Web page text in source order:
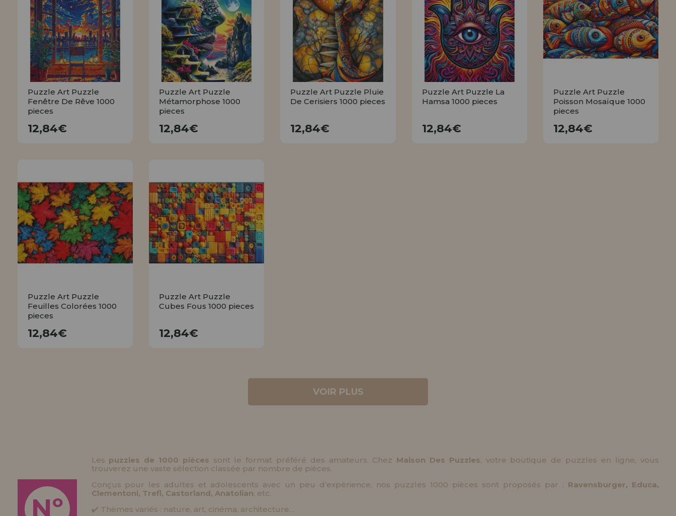
Puzzle Art Puzzle
Fenêtre De Rêve 1000
pieces
12,84€
Puzzle Art Puzzle
Métamorphose 1000
pieces
12,84€
Puzzle Art Puzzle Pluie
De Cerisiers 1000 pieces
12,84€
Puzzle Art Puzzle La
Hamsa 1000 pieces
12,84€
Puzzle Art Puzzle
Poisson Mosaïque 1000
pieces
12,84€
Puzzle Art Puzzle
Feuilles Colorées 1000
pieces
12,84€
Puzzle Art Puzzle
Cubes Fous 1000 pieces
12,84€
VOIR PLUS
Nº
Les puzzles de 1000 pièces sont le format préféré des amateurs. Chez Maison Des Puzzles, votre boutique de puzzles en ligne, vous
trouverez une vaste sélection classée par nombre de pièces.
Conçus pour les adultes et adolescents avec un peu d’expérience, nos puzzles 1000 pièces sont proposés par : Ravensburger, Educa,
Clementoni, Trefl, Castorland, Anatolian, etc.
✔️ Thèmes variés : nature, art, cinéma, architecture…